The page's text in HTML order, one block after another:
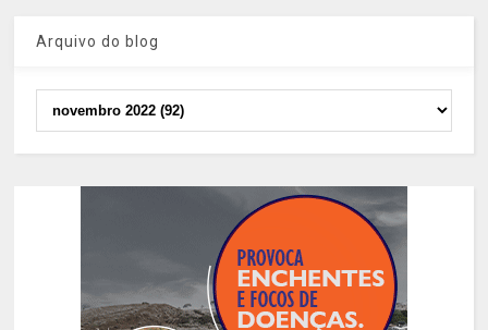
Arquivo do blog